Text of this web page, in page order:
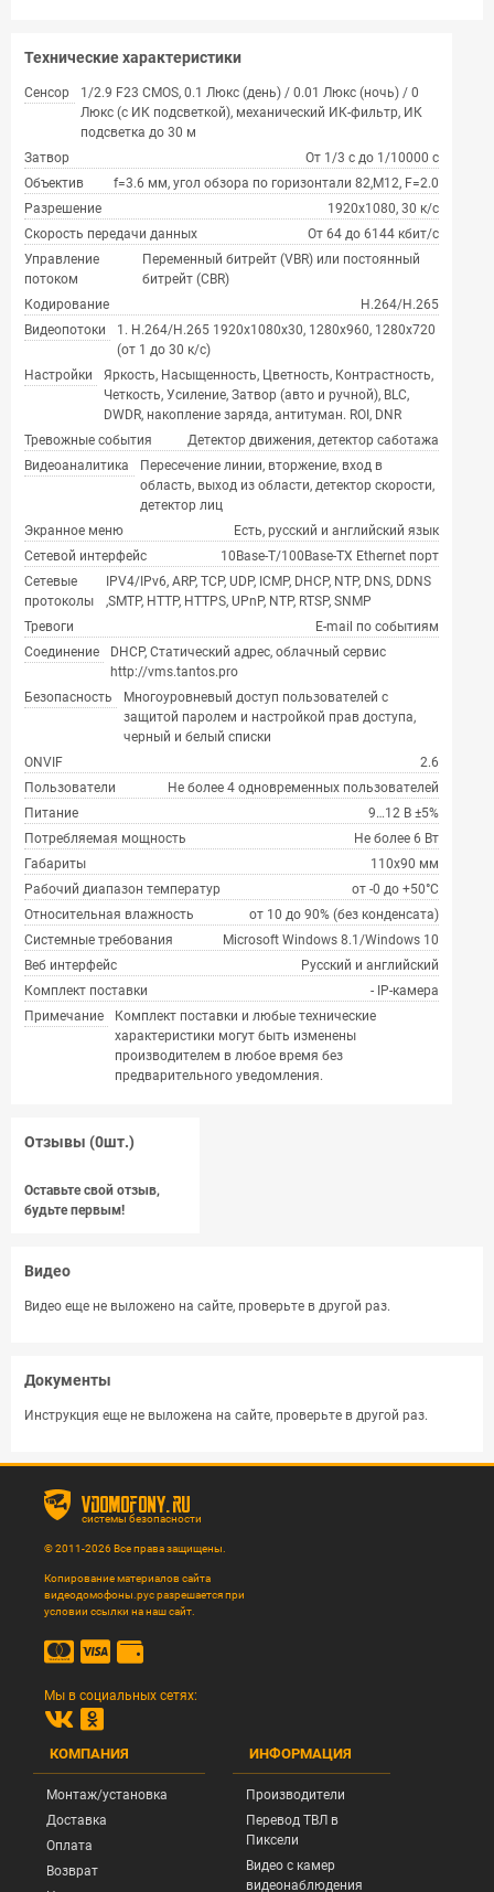
Технические характеристики
Сенсор
1/2.9 F23 CMOS, 0.1 Люкс (день) / 0.01 Люкс (ночь) / 0
Люкс (с ИК подсветкой), механический ИК-фильтр, ИК
подсветка до 30 м
Затвор
От 1/3 с до 1/10000 с
Объектив
f=3.6 мм, угол обзора по горизонтали 82,M12, F=2.0
Разрешение
1920х1080, 30 к/с
Скорость передачи данных
От 64 до 6144 кбит/с
Управление
потоком
Переменный битрейт (VBR) или постоянный
битрейт (CBR)
Кодирование
H.264/H.265
Видеопотоки
1. H.264/H.265 1920x1080x30, 1280x960, 1280x720
(от 1 до 30 к/с)
Настройки
Яркость, Насыщенность, Цветность, Контрастность,
Четкость, Усиление, Затвор (авто и ручной), BLC,
DWDR, накопление заряда, антитуман. ROI, DNR
Тревожные события
Детектор движения, детектор саботажа
Видеоаналитика
Пересечение линии, вторжение, вход в
область, выход из области, детектор скорости,
детектор лиц
Экранное меню
Есть, русский и английский язык
Сетевой интерфейс
10Base-T/100Base-TX Ethernet порт
Сетевые
протоколы
IPV4/IPv6, ARP, TCP, UDP, ICMP, DHCP, NTP, DNS, DDNS
,SMTP, HTTP, HTTPS, UPnP, NTP, RTSP, SNMP
Тревоги
E-mail по событиям
Соединение
DHCP, Статический адрес, облачный сервис
http://vms.tantos.pro
Безопасность
Многоуровневый доступ пользователей с
защитой паролем и настройкой прав доступа,
черный и белый списки
ONVIF
2.6
Пользователи
Не более 4 одновременных пользователей
Питание
9…12 В ±5%
Потребляемая мощность
Не более 6 Вт
Габариты
110х90 мм
Рабочий диапазон температур
от -0 до +50°С
Относительная влажность
от 10 до 90% (без конденсата)
Системные требования
Microsoft Windows 8.1/Windows 10
Веб интерфейс
Русский и английский
Комплект поставки
- IP-камера
Примечание
Комплект поставки и любые технические
характеристики могут быть изменены
производителем в любое время без
предварительного уведомления.
Отзывы (0шт.)
Оставьте свой отзыв,
будьте первым!
Видео
Видео еще не выложено на сайте, проверьте в другой раз.
Документы
Инструкция еще не выложена на сайте, проверьте в другой раз.
vdomofony.ru
системы безопасности
© 2011-2026 Все права защищены.
Копирование материалов сайта
видеодомофоны.рус разрешается при
условии ссылки на наш сайт.
Мы в социальных сетях:
КОМПАНИЯ
Монтаж/установка
Доставка
Оплата
Возврат
ИНФОРМАЦИЯ
Производители
Перевод ТВЛ в
Пиксели
Видео с камер
видеонаблюдения